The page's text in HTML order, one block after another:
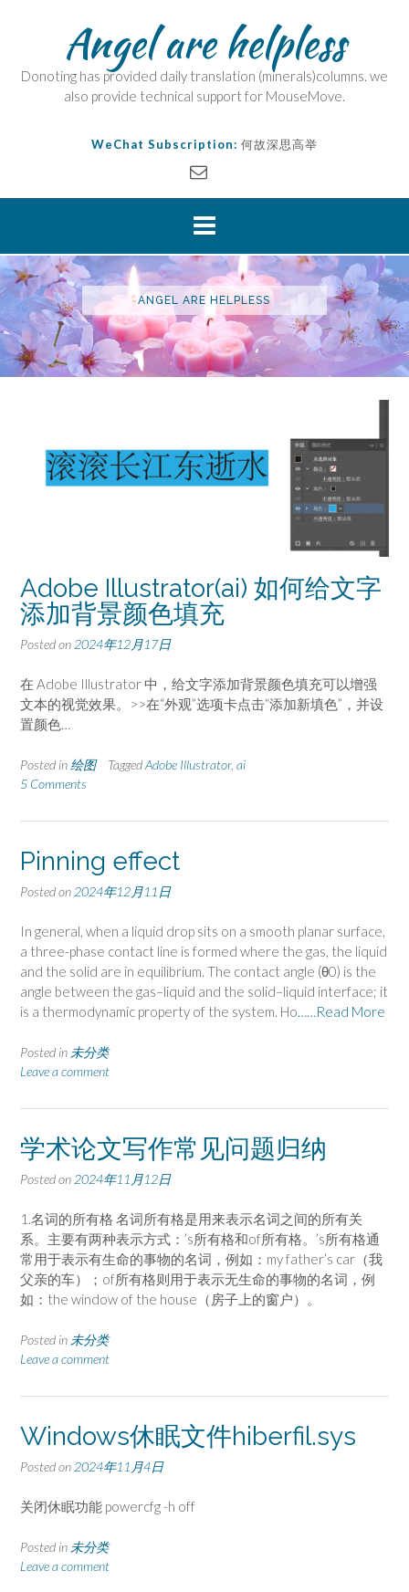
Angel are helpless
Donoting has provided daily translation (minerals)columns. we
also provide technical support for MouseMove.
WeChat Subscription: 何故深思高举
ANGEL ARE HELPLESS
Adobe Illustrator(ai) 如何给文字
添加背景颜色填充
Posted on 2024年12月17日
在 Adobe Illustrator 中，给文字添加背景颜色填充可以增强
文本的视觉效果。>>在“外观”选项卡点击“添加新填色”，并设
置颜色…
Posted in 绘图 TaggedAdobe Illustrator, ai
5 Comments
Pinning effect
Posted on 2024年12月11日
In general, when a liquid drop sits on a smooth planar surface,
a three-phase contact line is formed where the gas, the liquid
and the solid are in equilibrium. The contact angle (θ0) is the
angle between the gas–liquid and the solid–liquid interface; it
is a thermodynamic property of the system. Ho……Read More
Posted in 未分类
Leave a comment
学术论文写作常见问题归纳
Posted on 2024年11月12日
1.名词的所有格 名词所有格‌是用来表示名词之间的所有关
系。主要有两种表示方式：’s所有格和of所有格。’s所有格通
常用于表示有生命的事物的名词，例如：my father’s car（我
父亲的车）；of所有格则用于表示无生命的事物的名词，例
如：the window of the house（房子上的窗户）。
Posted in 未分类
Leave a comment
Windows休眠文件hiberfil.sys
Posted on 2024年11月4日
关闭休眠功能 powercfg -h off
Posted in 未分类
Leave a comment